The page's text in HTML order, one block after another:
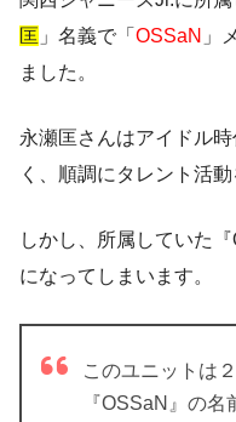
匡 」名義で「 OSSaN 」
ました。
永瀬匡さんはアイドル
く、順調にタレント活動
しかし、所属していた『
になってしまいます。
このユニットは
『OSSaN』の